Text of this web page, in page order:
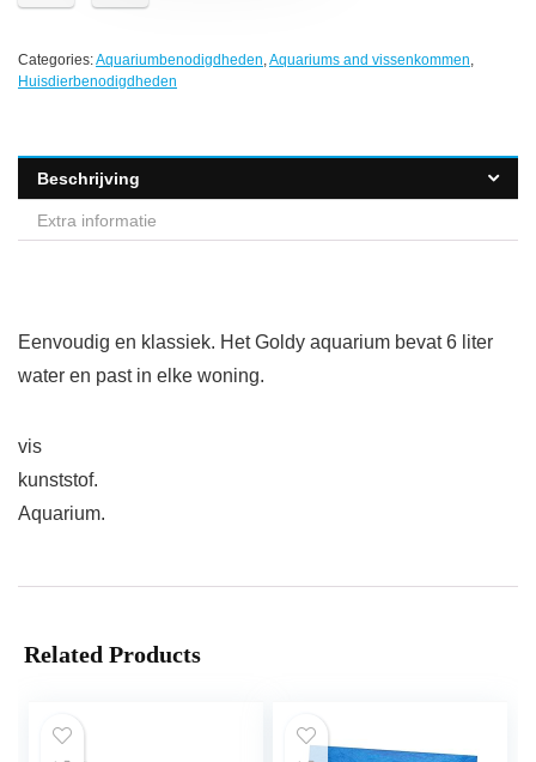
Categories:Aquariumbenodigdheden,Aquariums and vissenkommen,
Huisdierbenodigdheden
Beschrijving
Extra informatie
Eenvoudig en klassiek. Het Goldy aquarium bevat 6 liter
water en past in elke woning.
vis
kunststof.
Aquarium.
Related Products